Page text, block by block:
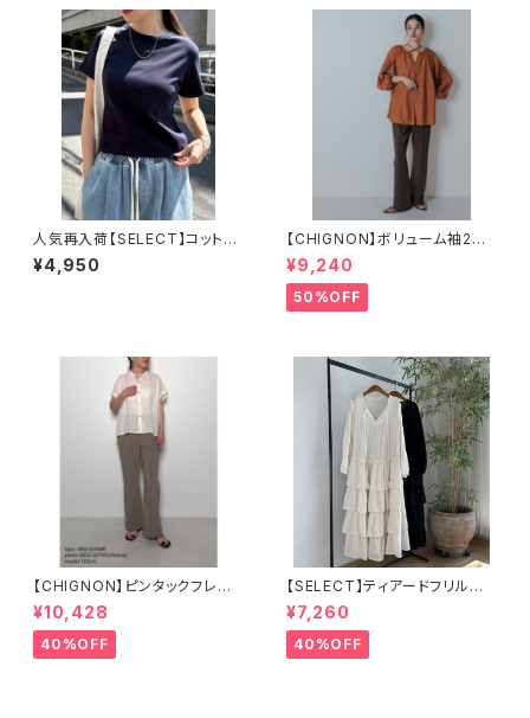
人気再入荷【SELECT】コットン
フライス ミニ Tシャツ
¥4,950
【CHIGNON】ボリューム袖2wa
yブラウス 1853-379NH
¥9,240
50%OFF
【CHIGNON】ピンタックフレア
パンツ[3853-337KK]
¥10,428
40%OFF
【SELECT】ティアードフリルロ
ングワンピース
¥7,260
40%OFF